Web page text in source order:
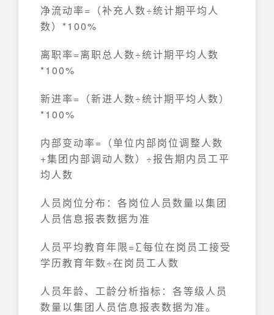
净流动率=（补充人数÷统计期平均人
数）*100%
离职率=离职总人数÷统计期平均人数
*100%
新进率=（新进人数÷统计期平均人数）
*100%
内部变动率=（单位内部岗位调整人数
+集团内部调动人数）÷报告期内员工平
均人数
人员岗位分布：各岗位人员数量以集团
人员信息报表数据为准
人员平均教育年限=∑每位在岗员工接受
学历教育年数÷在岗员工人数
人员年龄、工龄分析指标：各等级人员
数量以集团人员信息报表数据为准。